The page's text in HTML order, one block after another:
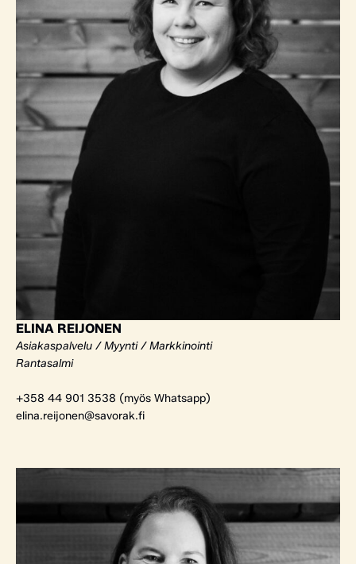
ELINA REIJONEN
Asiakaspalvelu / Myynti / Markkinointi
Rantasalmi
+358 44 901 3538 (myös Whatsapp)
elina.reijonen@savorak.fi